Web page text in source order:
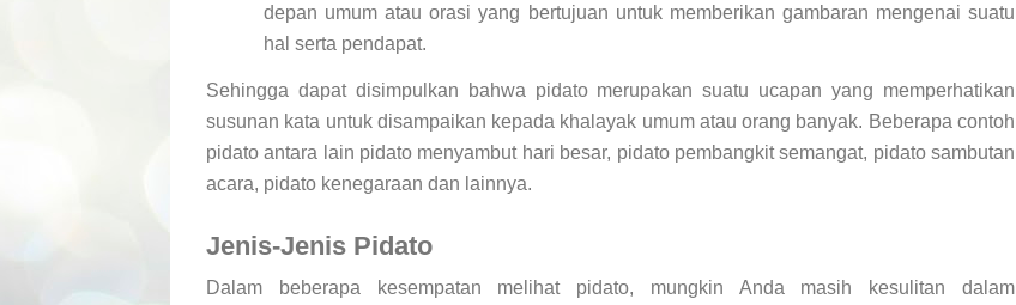
depan umum atau orasi yang bertujuan untuk memberikan gambaran mengenai suatu
hal serta pendapat.
Sehingga dapat disimpulkan bahwa pidato merupakan suatu ucapan yang memperhatikan
susunan kata untuk disampaikan kepada khalayak umum atau orang banyak. Beberapa contoh
pidato antara lain pidato menyambut hari besar, pidato pembangkit semangat, pidato sambutan
acara, pidato kenegaraan dan lainnya.
Jenis-Jenis Pidato
Dalam beberapa kesempatan melihat pidato, mungkin Anda masih kesulitan dalam